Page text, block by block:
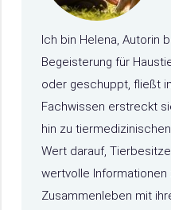
Ich bin Helena, Autorin
Begeisterung für
oder geschuppt, fließt
Fachwissen erstreckt
hin zu
Wert darauf,
wertvolle Informationen
Zusammenleben mit